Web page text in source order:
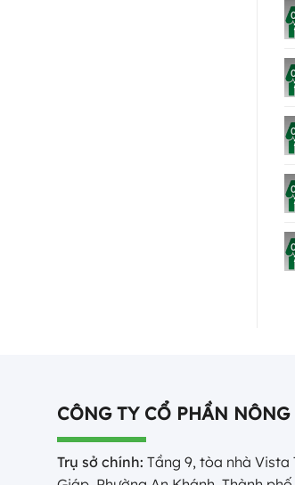
CÔNG TY CỔ PHẦN
Trụ sở chính: Tầng 9, tòa nhà Vista